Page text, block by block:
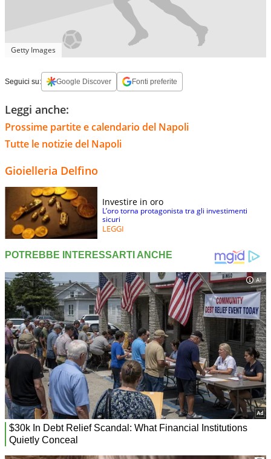
Getty Images
Seguici su: Google Discover Fonti preferite
Leggi anche:
Prossime partite e calendario del Napoli
Tutte le notizie del Napoli
Gioielleria Delfino
Investire in oro
L’oro torna protagonista tra gli investimenti
sicuri
LEGGI